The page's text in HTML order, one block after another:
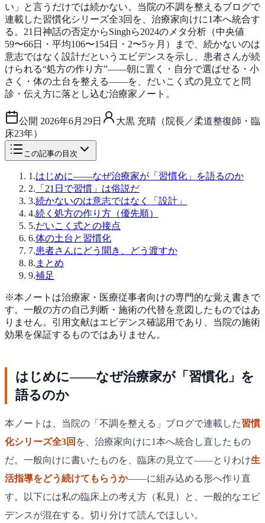
い」と言うだけでは続かない。当院の不調を整えるブログで
連載した習慣化シリーズ全3回を、治療家向けに1本へ統合す
る。21日神話の否定からSinghら2024のメタ分析（中央値
59〜66日・平均106〜154日・2〜5ヶ月）まで、続かないのは
意志ではなく設計だというエビデンスを示し、患者さんが続
けられる“処方の作り方”——朝に置く・自分で選ばせる・小
さく・体の土台を整える——を、だいこく式の見立てと問
診・伝え方に落とし込む治療家ノート。
公開 2026年6月29日
大黒 充晴（院長／柔道整復師・臨
床23年）
この記事の目次
1 .はじめに——なぜ治療家が「習慣化」を語るのか
2. 「21日で習慣」は俗説だ
3.続かないのは意志ではなく「設計」
4.続く処方の作り方（優先順）
5.だいこく式との接点
6.体の土台と習慣化
7.患者さんにどう聞き、どう渡すか
8. まとめ
9.補足
※本ノートは治療家・医療従事者向けの専門的な覚え書きで
す。一般の方の自己判断・施術の代替を意図したものではあ
りません。引用文献はエビデンス確認用であり、当院の施術
効果を保証するものではありません。
はじめに——なぜ治療家が「習慣化」を
語るのか
本ノートは、当院の「不調を整える」ブログで連載した習慣
化シリーズ全3回 を、治療家向けに1本へ統合し直したもの
だ。一般向けに書いたものを、臨床の見立て——とりわけ生
活指導をどう続けてもらうか——に組み込める形へ作り直
す。以下には私の臨床上の考え方（私見）と、一般的なエビ
デンスが混在する。切り分けて読んでほしい。